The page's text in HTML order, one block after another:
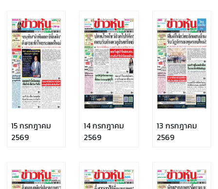
15 กรกฎาคม
2569
14 กรกฎาคม
2569
13 กรกฎาคม
2569